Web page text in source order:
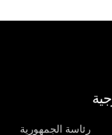
رئاسة الجمهورية